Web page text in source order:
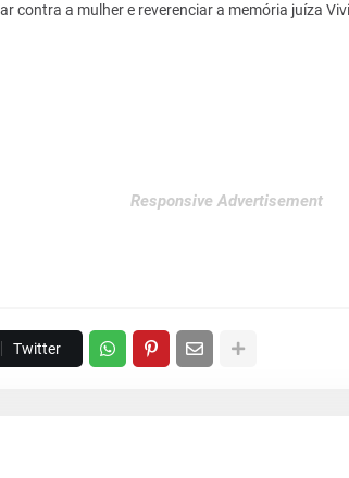
contra a mulher e reverenciar a memória juíza
Responsive Advertisement
Twitter